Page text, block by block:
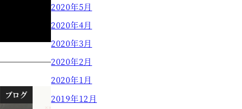
ブログ
2020年5月
2020年4月
2020年3月
2020年2月
2020年1月
2019年12月